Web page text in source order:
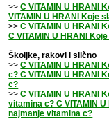
>>C VITAMIN U HRANI
VITAMIN U HRANI Koje
>>C VITAMIN U HRANI
C VITAMIN U HRANI
Školjke, rakovi i slično
>>C VITAMIN U HRANI
c? C VITAMIN U HRANI
c?
>>C VITAMIN U HRANI
vitamina c? C VITAMIN
najmanje vitamina c?